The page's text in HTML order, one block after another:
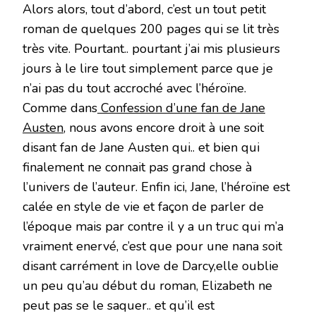
Alors alors, tout d’abord, c’est un tout petit
roman de quelques 200 pages qui se lit très
très vite. Pourtant.. pourtant j’ai mis plusieurs
jours à le lire tout simplement parce que je
n’ai pas du tout accroché avec l’héroïne.
Comme dans Confession d’une fan de Jane
Austen, nous avons encore droit à une soit
disant fan de Jane Austen qui.. et bien qui
finalement ne connait pas grand chose à
l’univers de l’auteur. Enfin ici, Jane, l’héroïne est
calée en style de vie et façon de parler de
l’époque mais par contre il y a un truc qui m’a
vraiment enervé, c’est que pour une nana soit
disant carrément in love de Darcy,elle oublie
un peu qu’au début du roman, Elizabeth ne
peut pas se le saquer.. et qu’il est